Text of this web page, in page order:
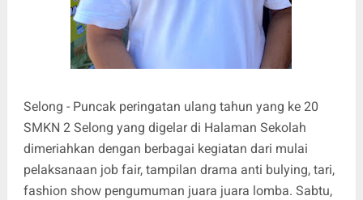
Selong - Puncak peringatan ulang tahun yang ke 20
SMKN 2 Selong yang digelar di Halaman Sekolah
dimeriahkan dengan berbagai kegiatan dari mulai
pelaksanaan job fair, tampilan drama anti bulying, tari,
fashion show pengumuman juara juara lomba. Sabtu,